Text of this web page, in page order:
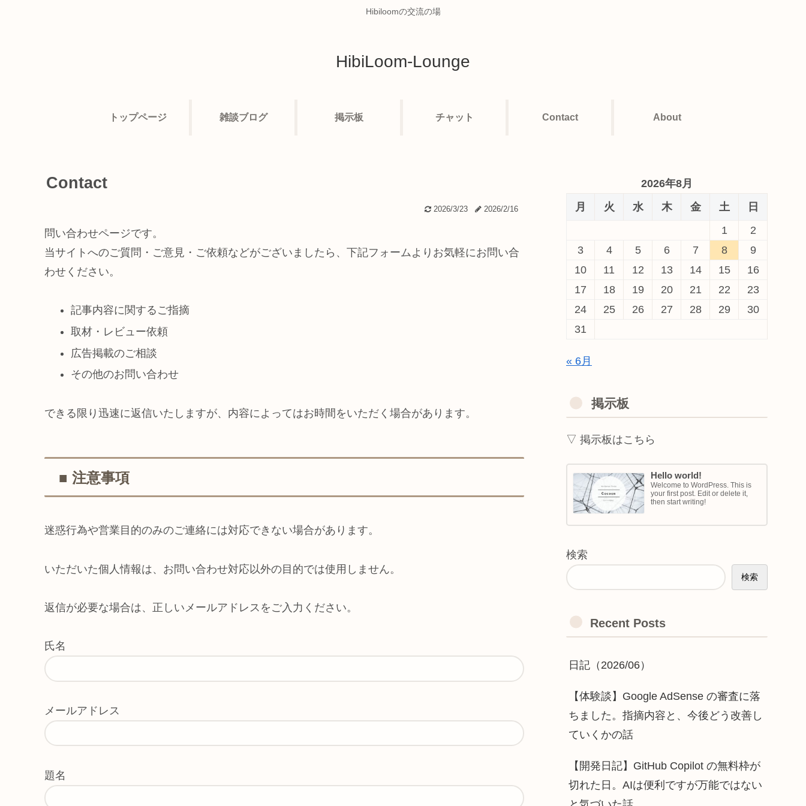
Hibiloomの交流の場
HibiLoom-Lounge
トップページ 雑談ブログ 掲示板 チャット Contact About
Contact
2026/3/23 2026/2/16
問い合わせページです。
当サイトへのご質問・ご意見・ご依頼などがございましたら、下記フォームよりお気軽にお問い合
わせください。
記事内容に関するご指摘
取材・レビュー依頼
広告掲載のご相談
その他のお問い合わせ
できる限り迅速に返信いたしますが、内容によってはお時間をいただく場合があります。
■ 注意事項
迷惑行為や営業目的のみのご連絡には対応できない場合があります。
いただいた個人情報は、お問い合わせ対応以外の目的では使用しません。
返信が必要な場合は、正しいメールアドレスをご入力ください。
氏名
メールアドレス
題名
2026年8月
月
火 水 木 金 土
日
1
2
3
4 5 6 7 8
9
10
11 12 13 14 15
16
17
18 19 20 21 22
23
24
25 26 27 28 29
30
31
« 6月
掲示板
▽ 掲示板はこちら
Hello world!
Welcome to WordPress. This is
your first post. Edit or delete it,
then start writing!
検索
検索
Recent Posts
日記（2026/06）
【体験談】Google AdSense の審査に落
ちました。指摘内容と、今後どう改善し
ていくかの話
【開発日記】GitHub Copilot の無料枠が
切れた日。AIは便利ですが万能ではない